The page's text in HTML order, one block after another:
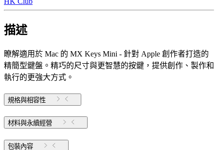
描述
瞭解適用於 Mac 的 MX Keys Mini - 針對 Apple 創作者打造的
精簡型鍵盤。精巧的尺寸與更智慧的按鍵，提供創作、製作和
執行的更強大方式。
規格與相容性
材料與永續經營
包裝內容